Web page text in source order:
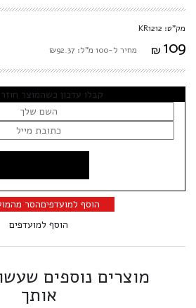
מק"ט: KR1212
₪ 109 מחיר ל-100 מ"ל: ₪92.37
קבלו עדכון כשהמוצר
הוסף למועדפיםהסר
הוסף למועדפים
מוצרים נוספים
אותך